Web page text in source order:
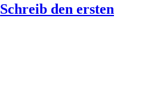
Schreib den ersten